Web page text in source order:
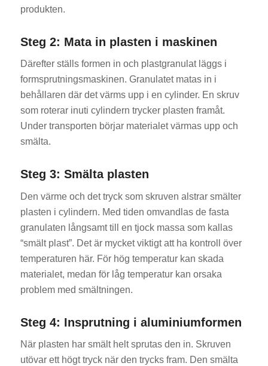
produkten.
Steg 2: Mata in plasten i maskinen
Därefter ställs formen in och plastgranulat läggs i
formsprutningsmaskinen. Granulatet matas in i
behållaren där det värms upp i en cylinder. En skruv
som roterar inuti cylindern trycker plasten framåt.
Under transporten börjar materialet värmas upp och
smälta.
Steg 3: Smälta plasten
Den värme och det tryck som skruven alstrar smälter
plasten i cylindern. Med tiden omvandlas de fasta
granulaten långsamt till en tjock massa som kallas
“smält plast”. Det är mycket viktigt att ha kontroll över
temperaturen här. För hög temperatur kan skada
materialet, medan för låg temperatur kan orsaka
problem med smältningen.
Steg 4: Insprutning i aluminiumformen
När plasten har smält helt sprutas den in. Skruven
utövar ett högt tryck när den trycks fram. Den smälta